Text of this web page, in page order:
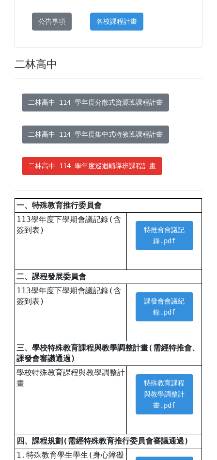
公告事項 各校課程計畫
二林高中
二林高中 114 學年度分散式資源班課程計畫
二林高中 114 學年度集中式特教班課程計畫
二林高中 114 學年度巡迴輔導班課程計畫
一、特殊教育推行委員會
113學年度下學期會議記錄(含
簽到表)
特推會會議記
錄.pdf
二、課程發展委員會
113學年度下學期會議記錄(含
簽到表)
課發會會議紀
錄.pdf
三、學校特殊教育課程與教學調整計畫(需經特推會、
課發會審議通過)
學校特殊教育課程與教學調整計
畫
特殊教育課程
與教學調整計
畫.pdf
四、課程規劃(需經特殊教育推行委員會審議通過)
1.特殊教育學生學生(身心障礙